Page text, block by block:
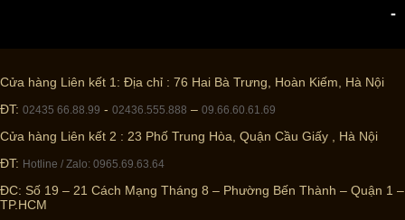
-
Cửa hàng Liên kết 1: Địa chỉ : 76 Hai Bà Trưng, Hoàn Kiếm, Hà Nội
ĐT: 02435 66.88.99 - 02436.555.888 – 09.66.60.61.69
Cửa hàng Liên kết 2 : 23 Phố Trung Hòa, Quận Cầu Giấy , Hà Nội
ĐT: Hotline / Zalo: 0965.69.63.64
ĐC: Số 19 – 21 Cách Mạng Tháng 8 – Phường Bến Thành – Quận 1 –
TP.HCM